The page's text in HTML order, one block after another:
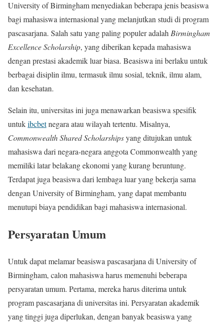
University of Birmingham menyediakan beberapa jenis beasiswa
bagi mahasiswa internasional yang melanjutkan studi di program
pascasarjana. Salah satu yang paling populer adalah Birmingham
Excellence Scholarship, yang diberikan kepada mahasiswa
dengan prestasi akademik luar biasa. Beasiswa ini berlaku untuk
berbagai disiplin ilmu, termasuk ilmu sosial, teknik, ilmu alam,
dan kesehatan.
Selain itu, universitas ini juga menawarkan beasiswa spesifik
untukibcbetnegara atau wilayah tertentu. Misalnya,
Commonwealth Shared Scholarshipsyang ditujukan untuk
mahasiswa dari negara-negara anggota Commonwealth yang
memiliki latar belakang ekonomi yang kurang beruntung.
Terdapat juga beasiswa dari lembaga luar yang bekerja sama
dengan University of Birmingham, yang dapat membantu
menutupi biaya pendidikan bagi mahasiswa internasional.
Persyaratan Umum
Untuk dapat melamar beasiswa pascasarjana di University of
Birmingham, calon mahasiswa harus memenuhi beberapa
persyaratan umum. Pertama, mereka harus diterima untuk
program pascasarjana di universitas ini. Persyaratan akademik
yang tinggi juga diperlukan, dengan banyak beasiswa yang